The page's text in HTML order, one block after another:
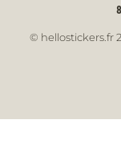
© hellostickers.fr